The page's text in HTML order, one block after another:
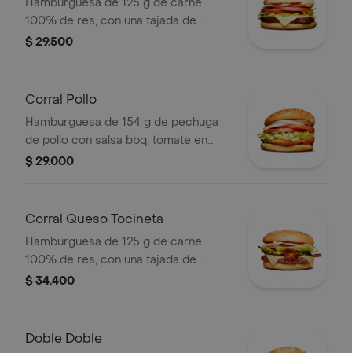
100% de res, con una tajada de
queso tipo mozzarella, tomate en
mostaza
$ 29.500
Corral Pollo
Hamburguesa de 154 g de pechuga
de pollo con salsa bbq, tomate en
rodajas, cebolla en rodajas, lechuga y
$ 29.000
Corral Queso Tocineta
Hamburguesa de 125 g de carne
100% de res, con una tajada de
queso tipo mozzarella, tocineta,
$ 34.400
Doble Doble